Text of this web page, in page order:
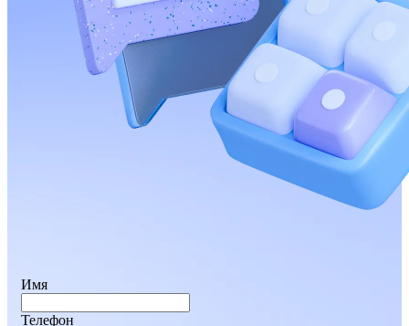
Имя
Телефон